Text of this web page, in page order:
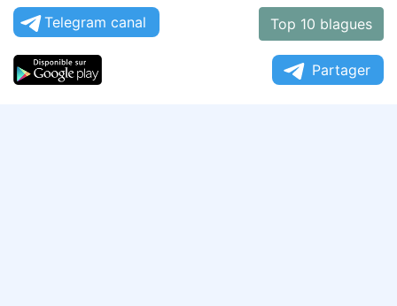
Telegram canal Top 10 blagues
Partager